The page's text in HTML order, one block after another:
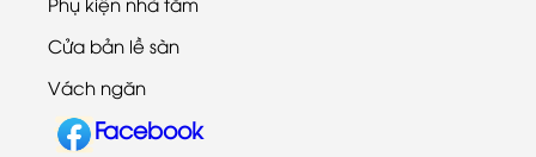
Cửa bản lề sàn
Vách ngăn
Facebook